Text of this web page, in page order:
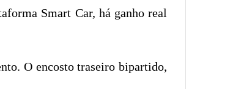
Smart Car, há ganho real
O encosto traseiro bipartido,